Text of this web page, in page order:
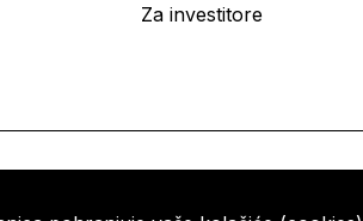
Za investitore